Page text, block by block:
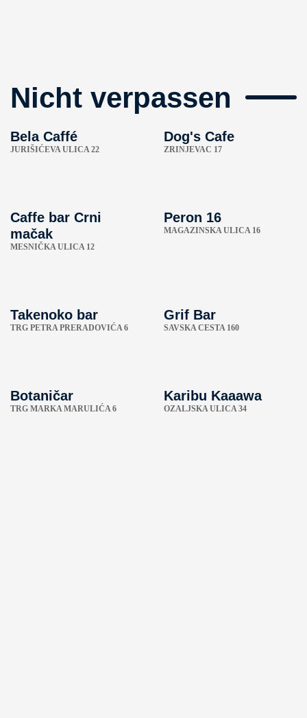
Nicht verpassen
Bela Caffé
JURIŠIĆEVA ULICA 22
Dog's Cafe
ZRINJEVAC 17
Caffe bar Crni
mačak
MESNIČKA ULICA 12
Peron 16
MAGAZINSKA ULICA 16
Takenoko bar
TRG PETRA PRERADOVIĆA 6
Grif Bar
SAVSKA CESTA 160
Botaničar
TRG MARKA MARULIĆA 6
Karibu Kaaawa
OZALJSKA ULICA 34